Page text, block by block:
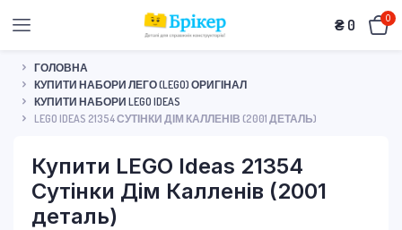
₴ 0 0
ГОЛОВНА
КУПИТИ НАБОРИ ЛЕГО (LEGO) ОРИГІНАЛ
КУПИТИ НАБОРИ LEGO IDEAS
LEGO IDEAS 21354 СУТІНКИ ДІМ КАЛЛЕНІВ (2001 ДЕТАЛЬ)
Купити LEGO Ideas 21354
Сутінки Дім Калленів (2001
деталь)